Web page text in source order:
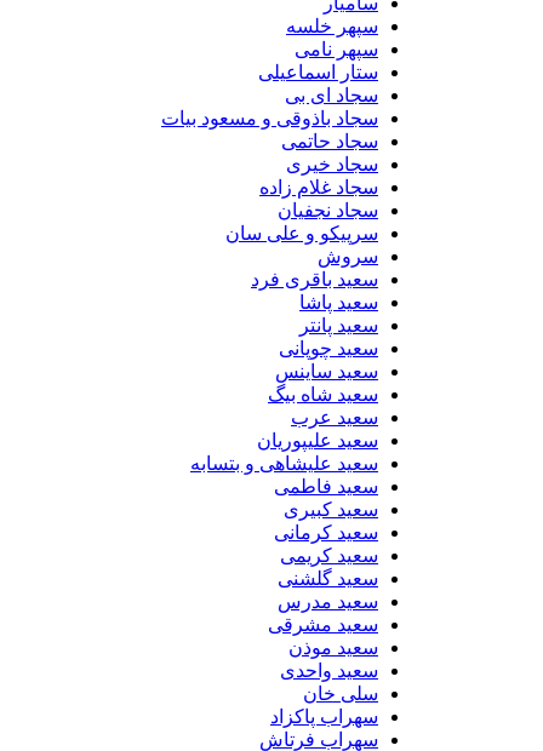
سپهر خلسه
سپهر نامی
ستار اسماعیلی
سجاد ای بی
سجاد باذوقی و مسعود بیات
سجاد حاتمی
سجاد خیری
سجاد غلام زاده
سجاد نجفیان
سرپیکو و علی سان
سروش
سعید باقری فرد
سعید پاشا
سعید پانتر
سعید چوپانی
سعید ساینس
سعید شاه بیگ
سعید عرب
سعید علیپوریان
سعید علیشاهی و بتسابه
سعید فاطمی
سعید کبیری
سعید کرمانی
سعید کریمی
سعید گلشنی
سعید مدرس
سعید مشرقی
سعید موذن
سعید واحدی
سلی خان
سهراب پاکزاد
سهراب فرتاش